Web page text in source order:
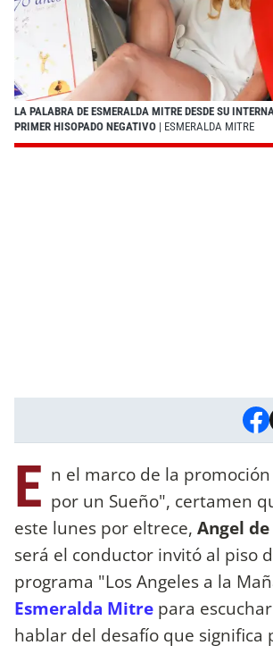
LA PALABRA DE ESMERALDA MITRE DESDE SU
PRIMER HISOPADO NEGATIVO | ESMERALDA MITRE
E n el marco de la
por un Sueño", certamen
este lunes por eltrece, Angel
será el conductor invitó al piso
programa "Los Angeles a la
Esmeralda Mitre para
hablar del desafío que significa